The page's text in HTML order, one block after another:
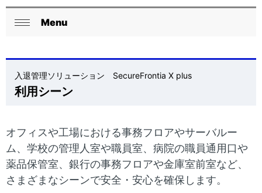
ゲ
ョ
ト
の
現
在
置
ロ
カ
ル
ビ
ゲ
ー
Menu
利用シーン
入退管理ソリューション SecureFrontia X plus
オフィスや工場における事務フロアやサーバルー
ム、学校の管理人室や職員室、病院の職員通用口や
薬品保管室、銀行の事務フロアや金庫室前室など、
さまざまなシーンで安全・安心を確保します。